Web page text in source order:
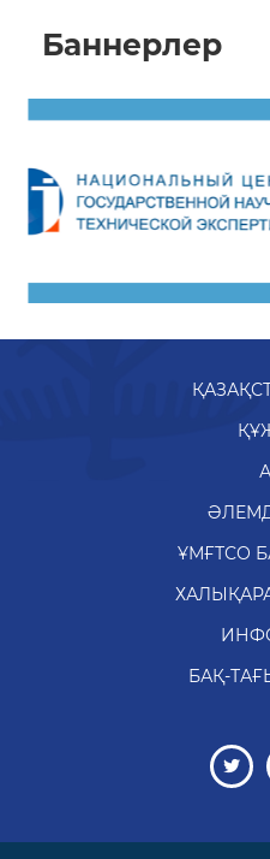
Баннерлер
ҰМҒТСО
БАҚ-